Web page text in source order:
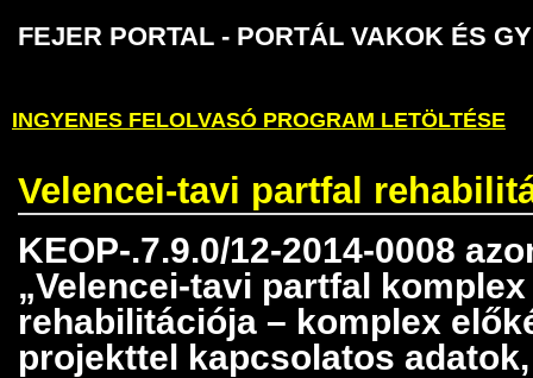
FEJER PORTAL - PORTÁL VAKOK ÉS
INGYENES FELOLVASÓ PROGRAM LETÖLTÉSE
Velencei-tavi partfal
KEOP-.7.9.0/12-2014-0008
„Velencei-tavi partfal
rehabilitációja – komplex
projekttel kapcsolatos